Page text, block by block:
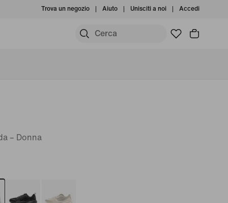
Trova un negozio Aiuto Unisciti a noi Accedi
– Donna